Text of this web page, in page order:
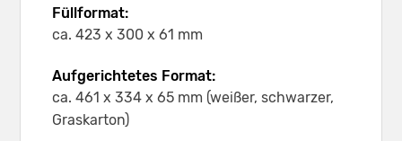
Füllformat:
ca. 423 x 300 x 61 mm
Aufgerichtetes Format:
ca. 461 x 334 x 65 mm (weißer, schwarzer,
Graskarton)